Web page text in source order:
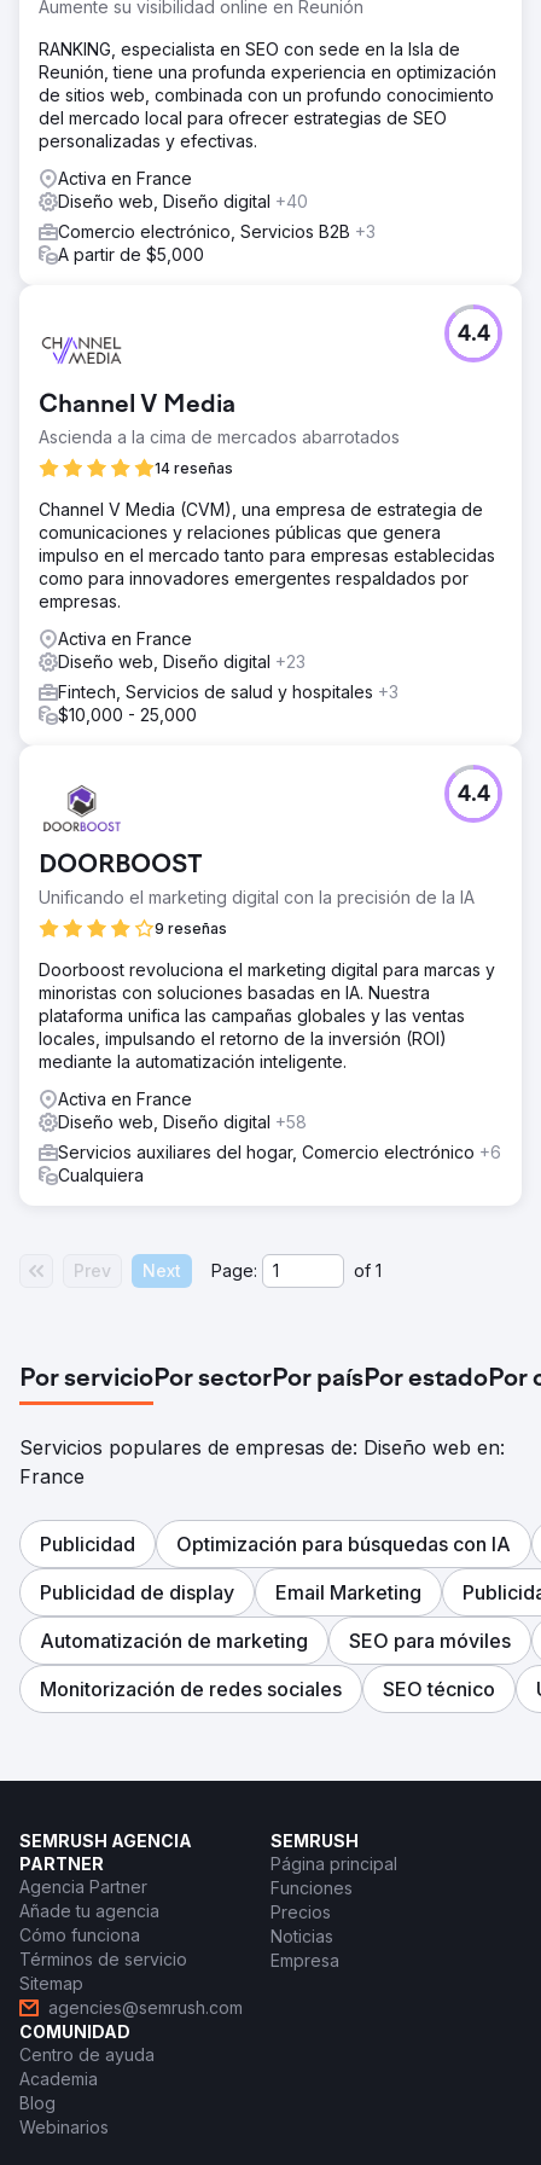
Ir a la página de la agencia
Aumente su visibilidad online en Reunión
RANKING, especialista en SEO con sede en la Isla de
Reunión, tiene una profunda experiencia en optimización
de sitios web, combinada con un profundo conocimiento
del mercado local para ofrecer estrategias de SEO
personalizadas y efectivas.
Activa en France
Diseño web, Diseño digital +40
Comercio electrónico, Servicios B2B +3
A partir de $5,000
Channel V Media
Ascienda a la cima de mercados abarrotados
14 reseñas
4.4
Channel V Media (CVM), una empresa de estrategia de
comunicaciones y relaciones públicas que genera
impulso en el mercado tanto para empresas establecidas
como para innovadores emergentes respaldados por
empresas.
Activa en France
Diseño web, Diseño digital +23
Fintech, Servicios de salud y hospitales +3
$10,000 - 25,000
DOORBOOST
Unificando el marketing digital con la precisión de la IA
9 reseñas
4.4
Doorboost revoluciona el marketing digital para marcas y
minoristas con soluciones basadas en IA. Nuestra
plataforma unifica las campañas globales y las ventas
locales, impulsando el retorno de la inversión (ROI)
mediante la automatización inteligente.
Activa en France
Diseño web, Diseño digital +58
Servicios auxiliares del hogar, Comercio electrónico +6
Cualquiera
Prev Next Page: of 1
Por servicioPor sectorPor paísPor estadoPor
Servicios populares de empresas de: Diseño web en:
France
Publicidad
Optimización para búsquedas con IA
Publicidad de display
Email Marketing
Automatización de marketing
SEO para móviles
Monitorización de redes sociales
SEO técnico
SEMRUSH AGENCIA
PARTNER
Agencia Partner
Añade tu agencia
Cómo funciona
Términos de servicio
Sitemap
agencies@semrush.com
SEMRUSH
Página principal
Funciones
Precios
Noticias
Empresa
COMUNIDAD
Centro de ayuda
Academia
Blog
Webinarios